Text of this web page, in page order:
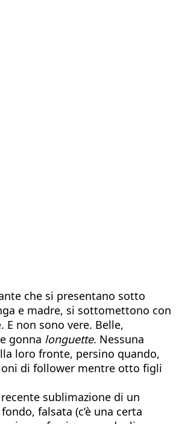
che si presentano sotto
e madre, si sottomettono con
non sono vere. Belle,
gonna longuette. Nessuna
loro fronte, persino quando,
di follower mentre otto figli
sublimazione di un
falsata (c’è una certa